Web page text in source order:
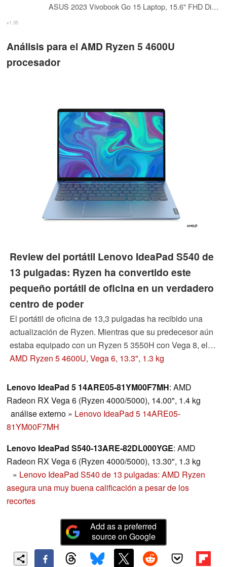
ASUS 2023 Vivobook Go 15 Laptop, 15.6" FHD Display, AMD Ryzen 5 7520U Processor, 8GB RAM, 512GB SSD, Windows 11 Home, Mixed Black, E1504FA-AS52
v1.35
Análisis para el AMD Ryzen 5 4600U
procesador
Review del portátil Lenovo IdeaPad S540 de
13 pulgadas: Ryzen ha convertido este
pequeño portátil de oficina en un verdadero
centro de poder
El portátil de oficina de 13,3 pulgadas ha recibido una
actualización de Ryzen. Mientras que su predecesor aún
estaba equipado con un Ryzen 5 3550H con Vega 8, el
nuevo modelo cuenta con un moderno Ryzen 5 4600U
cambiado en nuestra revisión detallada.
AMD Ryzen 5 4600U, Vega 6, 13.3", 1.3 kg
Lenovo IdeaPad 5 14ARE05-81YM00F7MH: AMD
Radeon RX Vega 6 (Ryzen 4000/5000), 14.00", 1.4 kg
análise externo » Lenovo IdeaPad 5 14ARE05-
81YM00F7MH
Lenovo IdeaPad S540-13ARE-82DL000YGE: AMD
Radeon RX Vega 6 (Ryzen 4000/5000), 13.30", 1.3 kg
» Lenovo IdeaPad S540 de 13 pulgadas: AMD Ryzen
asegura una muy buena calificación a pesar de los
recortes
Add as a preferred
source on Google